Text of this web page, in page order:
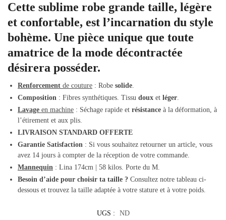
Cette sublime robe grande taille, légère
et confortable, est l’incarnation du style
bohème. Une pièce unique que toute
amatrice de la mode décontractée
désirera posséder.
Renforcement de couture : Robe solide.
Composition : Fibres synthétiques. Tissu doux et léger.
Lavage en machine : Séchage rapide et résistance à la déformation, à
l’étirement et aux plis.
LIVRAISON STANDARD OFFERTE
Garantie Satisfaction : Si vous souhaitez retourner un article, vous
avez 14 jours à compter de la réception de votre commande.
Mannequin : Lina 174cm | 58 kilos. Porte du M.
Besoin d’aide pour choisir ta taille ? Consultez notre tableau ci-
dessous et trouvez la taille adaptée à votre stature et à votre poids.
UGS :
ND